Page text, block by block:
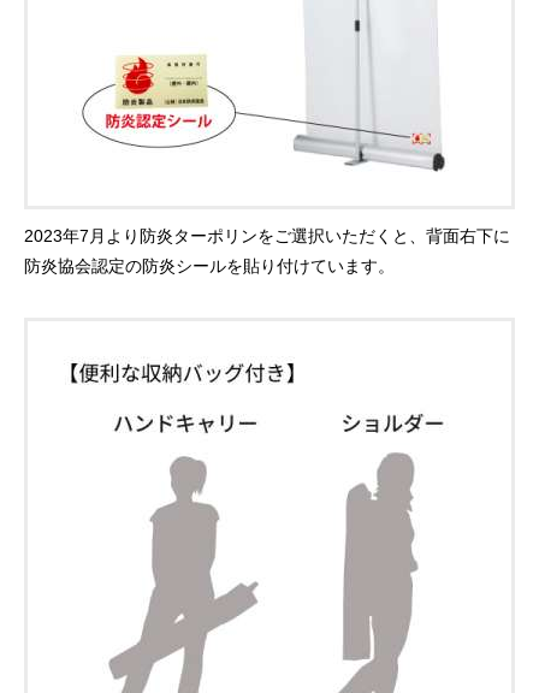
2023年7月より防炎ターポリンをご選択いただくと、背面右下に
防炎協会認定の防炎シールを貼り付けています。